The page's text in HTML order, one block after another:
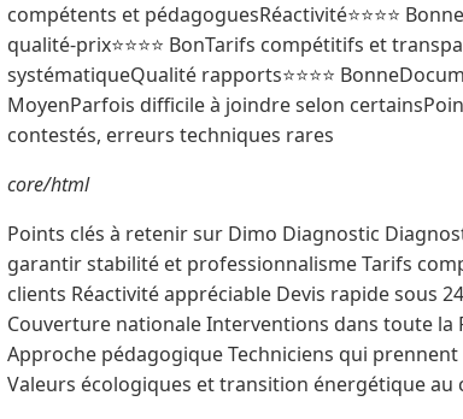
compétents et pédagoguesRéactivité⭐⭐⭐⭐
qualité-prix⭐⭐⭐⭐ BonTarifs compétitifs et
systématiqueQualité rapports⭐⭐⭐⭐
MoyenParfois difficile à joindre selon
contestés, erreurs techniques rares
core/html
Points clés à retenir sur Dimo Diagnostic
garantir stabilité et professionnalisme Tarifs
clients Réactivité appréciable Devis rapide sous
Couverture nationale Interventions dans toute la
Approche pédagogique Techniciens qui
Valeurs écologiques et transition énergétique